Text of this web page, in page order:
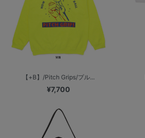
【+B】/Pitch Grips/プル...
¥7,700